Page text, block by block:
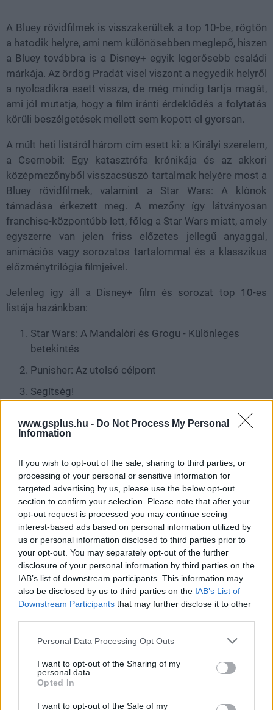
www.gsplus.hu - Do Not Process My Personal
Information
If you wish to opt-out of the sale, sharing to third parties, or
processing of your personal or sensitive information for
targeted advertising by us, please use the below opt-out
section to confirm your selection. Please note that after your
opt-out request is processed you may continue seeing
interest-based ads based on personal information utilized by
us or personal information disclosed to third parties prior to
your opt-out. You may separately opt-out of the further
disclosure of your personal information by third parties on the
IAB’s list of downstream participants. This information may
also be disclosed by us to third parties on the IAB’s List of
Downstream Participants that may further disclose it to other
Please note that this website/app uses one or more Google
not limited to your visit or usage behaviour. You may click to
grant or deny consent to Google and its third-party tags to
use your data for below specified purposes in below Google
consent section.
Personal Data Processing Opt Outs
I want to opt-out of the Sharing of my
personal data.
Opted In
I want to opt-out of the Sale of my
A Bluey rövidfilmek is visszakerültek a top 10-be, rögtön
a hatodik helyre, ami nem különösebben meglepő, hiszen
a Bluey továbbra is a Disney+ egyik legerősebb családi
márkája. Az ördög Pradát visel viszont a negyedik helyről
a nyolcadikra esett vissza, de még mindig tartja magát,
ami jól mutatja, hogy a film iránti érdeklődés a folytatás
körüli beszélgetések mellett sem kopott el gyorsan.
A múlt heti listáról három cím esett ki: a Királyi szerelem,
a Csernobil: Egy katasztrófa krónikája és az akkori
középmezőnyből visszacsúszó tartalmak helyére most a
Bluey rövidfilmek, valamint a Star Wars: A klónok
támadása érkezett meg. A mezőny így látványosan
franchise-központúbb lett, főleg a Star Wars miatt, amely
egyszerre van jelen friss előzetes jellegű anyaggal,
animációs vagy sorozatos tartalommal és a klasszikus
előzménytrilógia filmjeivel.
Jelenleg így áll a Disney+ film és sorozat top 10-es
listája hazánkban:
Star Wars: A Mandalóri és Grogu - Különleges
betekintés
Punisher: Az utolsó célpont
Segítség!
Star Wars: Maul - Árnyak mestere
Star Wars: Baljós árnyak
Az ördög Pradát visel
Star Wars: A klónok támadása
Star Wars: A Mandalóri
Nagyszabású finálé: A Smash by Meló-Diák
strandröplabda sorozat utolsó fordulója
sorozata.
#disney+ #toplista #nézettség #streaming